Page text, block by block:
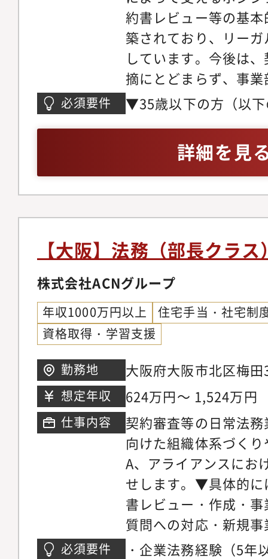
り、それぞれの専門
ら、部門としてさま
います。 業務にあた
ンスファースト」の
支店や、その先にい
て事業運営を支えて
報共有や相談もしや
着実に積み重ねなが
め、少しずつ活躍の
きます。
要会議体の運営■ グ
海外拠点との連携・
明および調整・グロ
件対応（発生ベース
ポート（年一回程度
域（配下機能）】以
し、各領域の専門性
断での課題解決およ
いただきます。?・コ
局監査等の行政対応
踏まえた適正かつ効
務課：子会社支援、
の見直し、法改正（
針策定?・労務管理室
よび再発防止対応?・
監査プロセスのアッ
制の強化【部の特徴
ス課・労務管理・
の専門機能を有し、
まらず、事業運営に
組織は約10名規模で
い年齢層の社員が在
者や、人材ビジネス
について実務未経験
バーなど、多様なバ
約書レビュー等の基
築されており、リー
しています。今後は
摘にとどまらず、事
れば実現できるか」
を、さらに強化した
後は契約法務を中心
ミュニケーションを
取引の背景を理解し
整理と提案を行って
約法務にとどまらず
コンプライアンス、
ティなど、成長する
法務関連業務にも携
後、会社の成長に伴
制拡大も見込んでい
領域の中核人材とし
く、メンバーの育成
向上、法務体制の整
まとめるマネージャ
引していただくこと
務詳細 ◇契約法務・
社後は、当面、契約
きます。 ・取引基本
密保持契約等の作成
法務相談への対応・
必須要件
▼35歳以下の方（以
経験 1年以上 ＋ 業務
遂行した経験をお持
書士などの資格保有
し足りない」「契約
意欲が高い」といっ
ようなポテンシャル
気軽にご相談ください
詳細を見
【大阪】法務（部長クラス
株式会社ACNグループ
年収1000万円以上
住宅手当・社宅制
資格取得・学習支援
勤務地
大阪府大阪市北区梅
14階
想定年収 624万円～ 1,524万円
仕事内容
契約審査等の日常法
向けた組織体系づく
A、アライアンスにお
せします。▼具体的
書レビュー・作成・
質問への対応・新規
応└関連法規リサー
必須要件
・企業法務経験（5